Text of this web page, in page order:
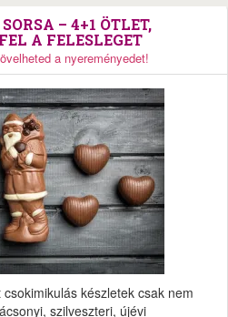
– 4+1 ÖTLET,
A FELESLEGET
a nyereményedet!
készletek csak nem
szilveszteri, újévi